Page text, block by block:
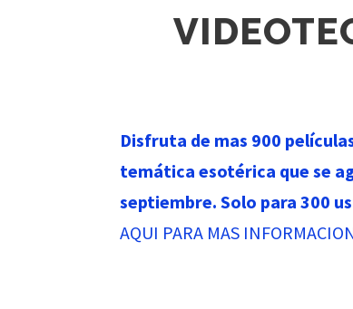
Disfruta de mas 900
temática esotérica que se
septiembre. Solo para 300
AQUI PARA MAS